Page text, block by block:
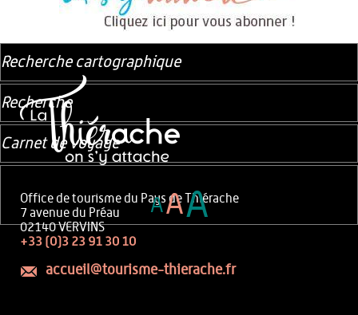
Office de tourisme du Pays de Thiérache
7 avenue du Préau
02140 VERVINS
+33 (0)3 23 91 30 10
accueil@tourisme-thierache.fr
Recherche cartographique
Recherche
Carnet de voyage
AAA